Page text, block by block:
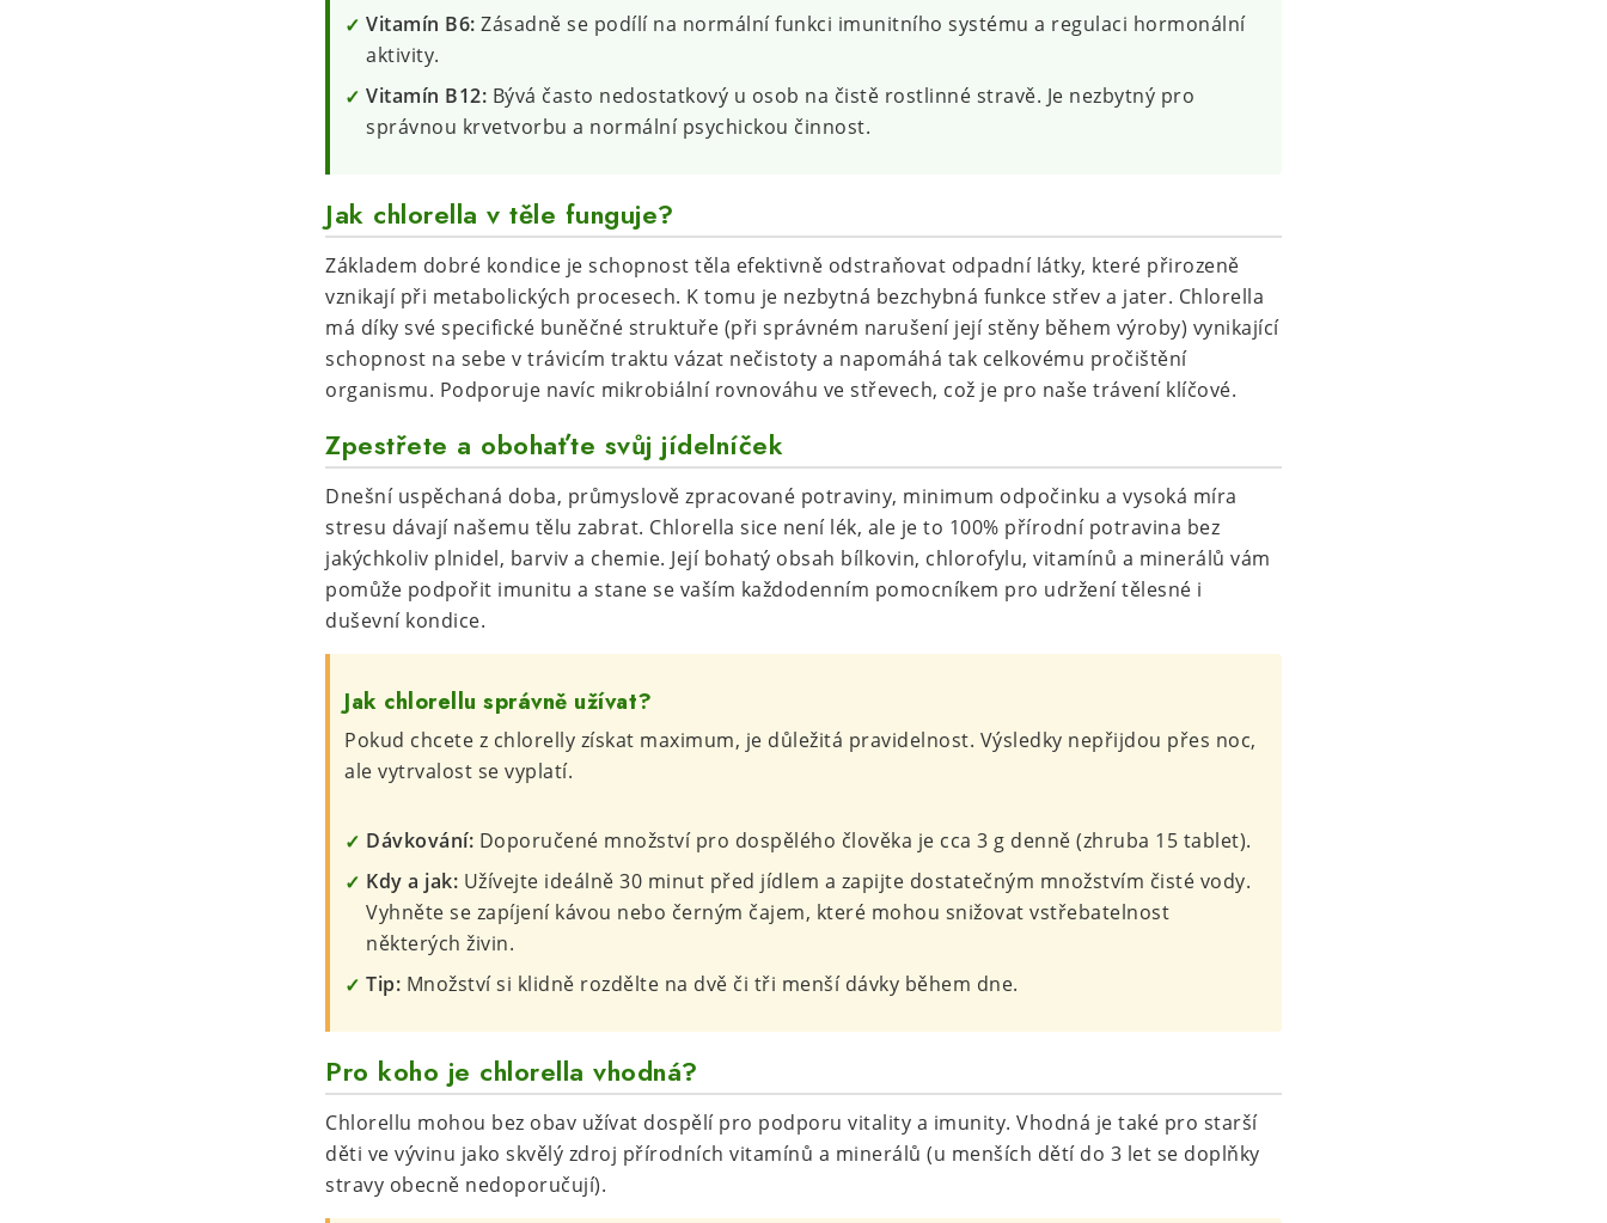
Vitamín B6: Zásadně se podílí na normální funkci imunitního systému a regulaci hormonální
aktivity.
Vitamín B12: Bývá často nedostatkový u osob na čistě rostlinné stravě. Je nezbytný pro
správnou krvetvorbu a normální psychickou činnost.
Jak chlorella v těle funguje?
Základem dobré kondice je schopnost těla efektivně odstraňovat odpadní látky, které přirozeně
vznikají při metabolických procesech. K tomu je nezbytná bezchybná funkce střev a jater. Chlorella
má díky své specifické buněčné struktuře (při správném narušení její stěny během výroby) vynikající
schopnost na sebe v trávicím traktu vázat nečistoty a napomáhá tak celkovému pročištění
organismu. Podporuje navíc mikrobiální rovnováhu ve střevech, což je pro naše trávení klíčové.
Zpestřete a obohaťte svůj jídelníček
Dnešní uspěchaná doba, průmyslově zpracované potraviny, minimum odpočinku a vysoká míra
stresu dávají našemu tělu zabrat. Chlorella sice není lék, ale je to 100% přírodní potravina bez
jakýchkoliv plnidel, barviv a chemie. Její bohatý obsah bílkovin, chlorofylu, vitamínů a minerálů vám
pomůže podpořit imunitu a stane se vaším každodenním pomocníkem pro udržení tělesné i
duševní kondice.
Jak chlorellu správně užívat?
Pokud chcete z chlorelly získat maximum, je důležitá pravidelnost. Výsledky nepřijdou přes noc,
ale vytrvalost se vyplatí.
Dávkování: Doporučené množství pro dospělého člověka je cca 3 g denně (zhruba 15 tablet).
Kdy a jak: Užívejte ideálně 30 minut před jídlem a zapijte dostatečným množstvím čisté vody.
Vyhněte se zapíjení kávou nebo černým čajem, které mohou snižovat vstřebatelnost
některých živin.
Tip: Množství si klidně rozdělte na dvě či tři menší dávky během dne.
Pro koho je chlorella vhodná?
Chlorellu mohou bez obav užívat dospělí pro podporu vitality a imunity. Vhodná je také pro starší
děti ve vývinu jako skvělý zdroj přírodních vitamínů a minerálů (u menších dětí do 3 let se doplňky
stravy obecně nedoporučují).